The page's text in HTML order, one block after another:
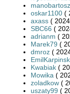
manobartosz
oskar1100 (
axass (
SBC66 (
adrianm (
Marek79 (
dmroz (
Kwabiak (
Mowika (
zoladkow (
uszaty99 (